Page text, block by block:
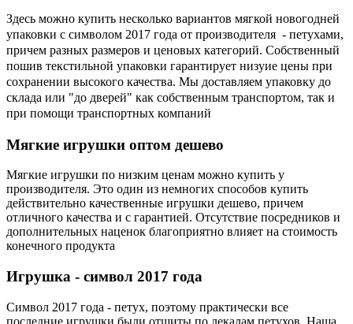
Здесь можно купить несколько вариантов мягкой новогодней
упаковки с символом 2017 года от производителя - петухами,
причем разных размеров и ценовых категорий. Собственный
пошив текстильной упаковки гарантирует низуие цены при
сохранении высокого качества. Мы доставляем упаковку до
склада или "до дверей" как собственным транспортом, так и
при помощи транспортных компаний
Мягкие игрушки оптом дешево
Мягкие игрушки по низким ценам можно купить у
производителя. Это один из немногих способов купить
действительно качественные игрушки дешево, причем
отличного качества и с гарантией. Отсутствие посредников и
дополнительных наценок благоприятно влияет на стоимость
конечного продукта
Игрушка - символ 2017 года
Символ 2017 года - петух, поэтому практически все
последние игрушки были отшиты по лекалам петухов. Наша